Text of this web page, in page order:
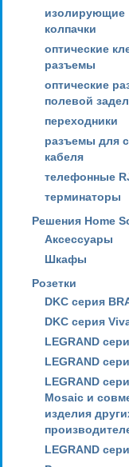
изолирующие
колпачки
оптические
разъемы
оптические
полевой
переходники
разъемы для
кабеля
телефонные
терминаторы
Решения Home
Аксессуары
Шкафы
Розетки
DKC серия
DKC серия
LEGRAND
LEGRAND
LEGRAND
Mosaic и
изделия
LEGRAND